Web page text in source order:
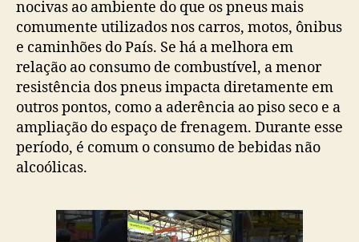
nocivas ao ambiente do que os pneus mais
comumente utilizados nos carros, motos, ônibus
e caminhões do País. Se há a melhora em
relação ao consumo de combustível, a menor
resistência dos pneus impacta diretamente em
outros pontos, como a aderência ao piso seco e a
ampliação do espaço de frenagem. Durante esse
período, é comum o consumo de bebidas não
alcoólicas.